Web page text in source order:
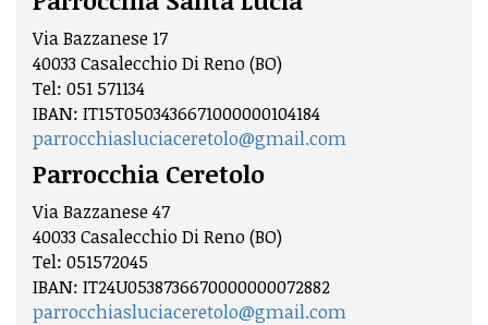
Via Bazzanese 17
40033 Casalecchio Di Reno (BO)
Tel: 051 571134
IBAN: IT15T0503436671000000104184
parrocchiasluciaceretolo@gmail.com
Parrocchia Ceretolo
Via Bazzanese 47
40033 Casalecchio Di Reno (BO)
Tel: 051572045
IBAN: IT24U0538736670000000072882
parrocchiasluciaceretolo@gmail.com